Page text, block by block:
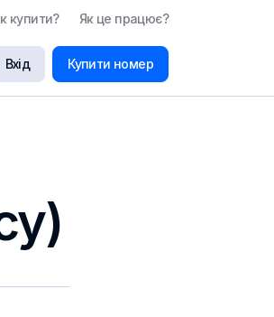
купити? Як це працює?
Вхід Купити номер